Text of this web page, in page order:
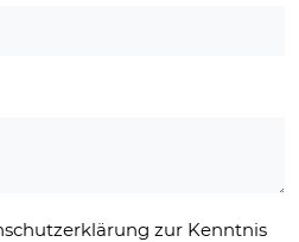
zur Kenntnis